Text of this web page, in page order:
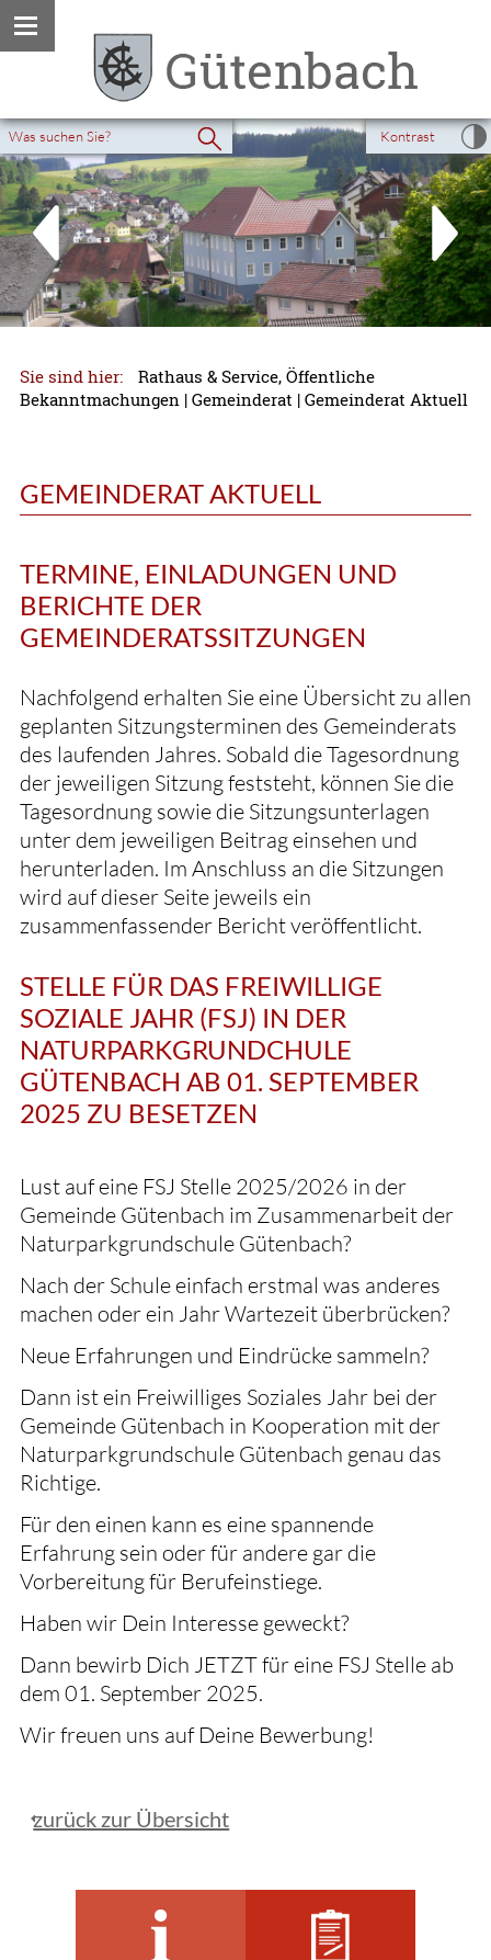
Kontrast
Sie sind hier:
Rathaus & Service, Öffentliche
Bekanntmachungen|Gemeinderat |Gemeinderat Aktuell
GEMEINDERAT AKTUELL
TERMINE, EINLADUNGEN UND
BERICHTE DER
GEMEINDERATSSITZUNGEN
Nachfolgend erhalten Sie eine Übersicht zu allen
geplanten Sitzungsterminen des Gemeinderats
des laufenden Jahres. Sobald die Tagesordnung
der jeweiligen Sitzung feststeht, können Sie die
Tagesordnung sowie die Sitzungsunterlagen
unter dem jeweiligen Beitrag einsehen und
herunterladen. Im Anschluss an die Sitzungen
wird auf dieser Seite jeweils ein
zusammenfassender Bericht veröffentlicht.
STELLE FÜR DAS FREIWILLIGE
SOZIALE JAHR (FSJ) IN DER
NATURPARKGRUNDCHULE
GÜTENBACH AB 01. SEPTEMBER
2025 ZU BESETZEN
Lust auf eine FSJ Stelle 2025/2026 in der
Gemeinde Gütenbach im Zusammenarbeit der
Naturparkgrundschule Gütenbach?
Nach der Schule einfach erstmal was anderes
machen oder ein Jahr Wartezeit überbrücken?
Neue Erfahrungen und Eindrücke sammeln?
Dann ist ein Freiwilliges Soziales Jahr bei der
Gemeinde Gütenbach in Kooperation mit der
Naturparkgrundschule Gütenbach genau das
Richtige.
Für den einen kann es eine spannende
Erfahrung sein oder für andere gar die
Vorbereitung für Berufeinstiege.
Haben wir Dein Interesse geweckt?
Dann bewirb Dich JETZT für eine FSJ Stelle ab
dem 01. September 2025.
Wir freuen uns auf Deine Bewerbung!
zurück zur Übersicht